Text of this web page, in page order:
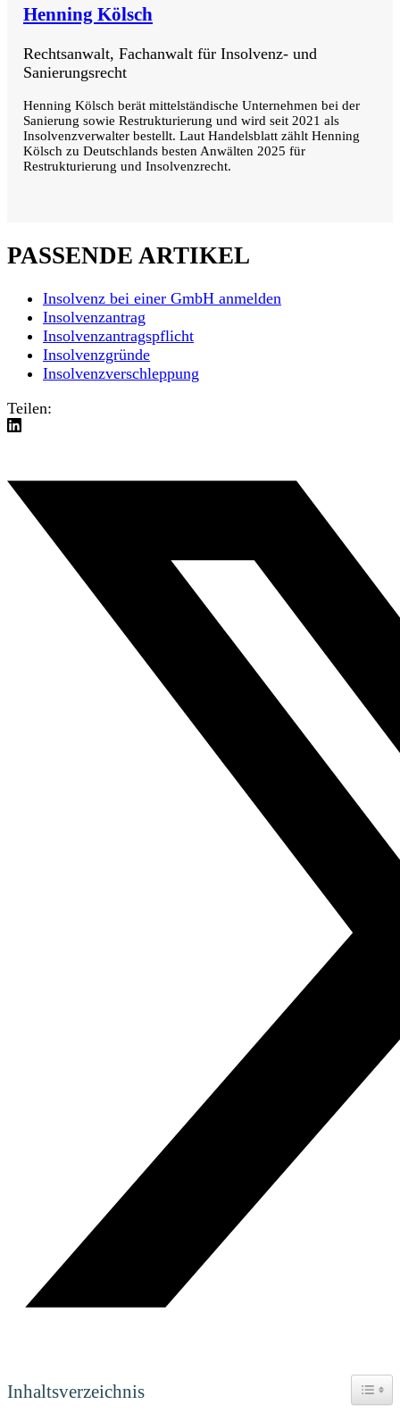
Henning Kölsch
Rechtsanwalt, Fachanwalt für Insolvenz- und
Sanierungsrecht
Henning Kölsch berät mittelständische Unternehmen bei der
Sanierung sowie Restrukturierung und wird seit 2021 als
Insolvenzverwalter bestellt. Laut Handelsblatt zählt Henning
Kölsch zu Deutschlands besten Anwälten 2025 für
Restrukturierung und Insolvenzrecht.
PASSENDE ARTIKEL
Insolvenz bei einer GmbH anmelden
Insolvenzantrag
Insolvenzantragspflicht
Insolvenzgründe
Insolvenzverschleppung
Teilen:
Inhaltsverzeichnis